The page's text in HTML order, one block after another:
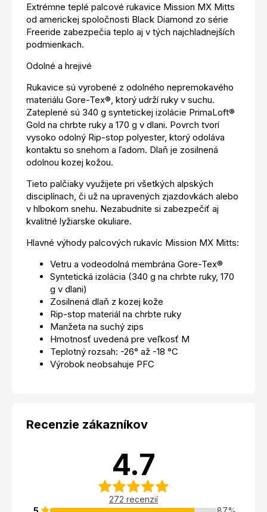
Extrémne teplé palcové rukavice Mission MX Mitts
od americkej spoločnosti Black Diamond zo série
Freeride zabezpečia teplo aj v tých najchladnejších
podmienkach.
Odolné a hrejivé
Rukavice sú vyrobené z odolného nepremokavého
materiálu Gore-Tex®, ktorý udrží ruky v suchu.
Zateplené sú 340 g syntetickej izolácie PrimaLoft®
Gold na chrbte ruky a 170 g v dlani. Povrch tvorí
vysoko odolný Rip-stop polyester, ktorý odoláva
kontaktu so snehom a ľadom. Dlaň je zosilnená
odolnou kozej kožou.
Tieto palčiaky využijete pri všetkých alpských
disciplínach, či už na upravených zjazdovkách alebo
v hlbokom snehu. Nezabudnite si zabezpečiť aj
kvalitné lyžiarske okuliare.
Hlavné výhody palcových rukavíc Mission MX Mitts:
Vetru a vodeodolná membrána Gore-Tex®
Syntetická izolácia (340 g na chrbte ruky, 170
g v dlani)
Zosilnená dlaň z kozej kože
Rip-stop materiál na chrbte ruky
Manžeta na suchý zips
Hmotnosť uvedená pre veľkosť M
Teplotný rozsah: -26° až -18 °C
Výrobok neobsahuje PFC
Recenzie zákazníkov
4.7
272 recenzií